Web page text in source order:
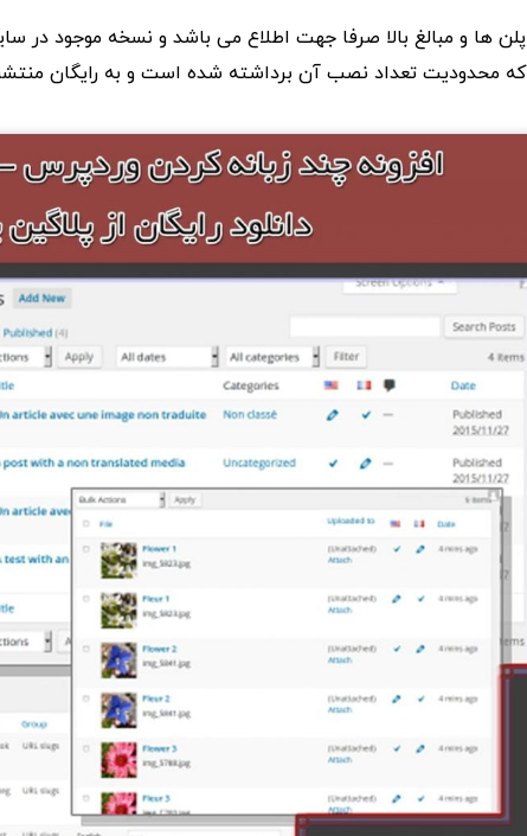
پلن ها و مبالغ بالا صرفا جهت اطلاع می باشد و نسخه موجود در
که محدودیت تعداد نصب آن برداشته شده است و به رایگان